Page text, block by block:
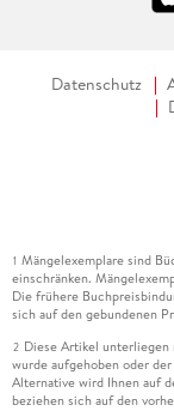
Datenschutz
1 Mängelexemplare sind
einschränken.
Die frühere
sich auf den gebundenen
2 Diese Artikel
wurde aufgehoben oder
Alternative wird Ihnen auf
beziehen sich auf den